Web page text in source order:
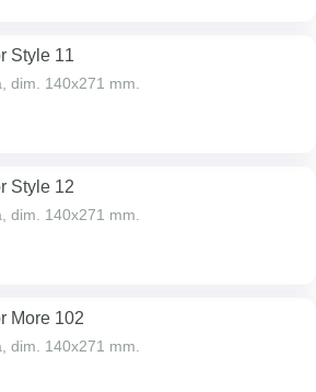
Style 11
dim. 140x271 mm.
Style 12
dim. 140x271 mm.
More 102
dim. 140x271 mm.